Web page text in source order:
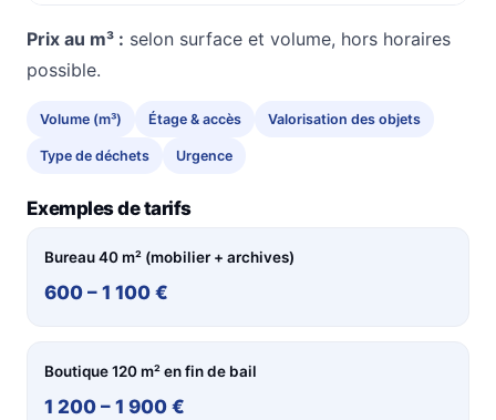
Prix au m³ : selon surface et volume, hors horaires
possible.
Volume (m³) Étage & accès Valorisation des objets
Type de déchets Urgence
Exemples de tarifs
Bureau 40 m² (mobilier + archives)
600 – 1 100 €
Boutique 120 m² en fin de bail
1 200 – 1 900 €